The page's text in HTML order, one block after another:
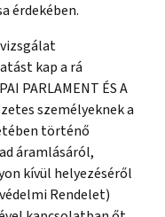
érdekében.
kap a rá
PARLAMENT ÉS A
személyeknek a
történő
áramlásáról,
kívül helyezéséről
Rendelet)